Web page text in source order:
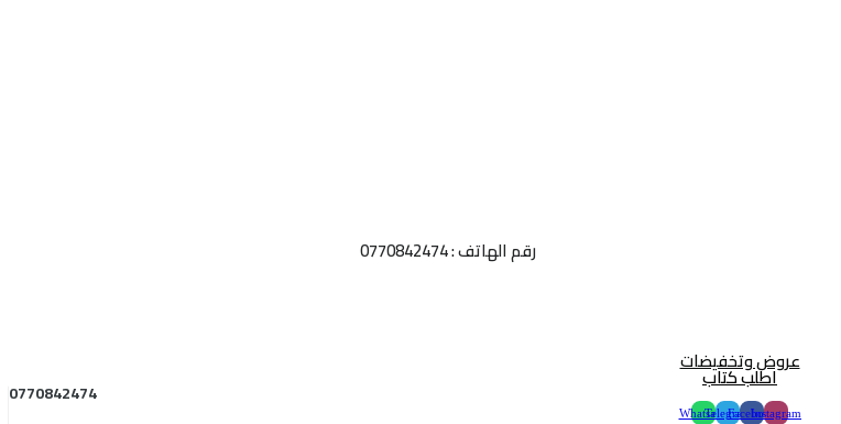
رقم الهاتف : 0770842474
عروض وتخفيضات
اطلب كتاب 0770842474
Instagram
Facebook
Telegram
Whatsapp